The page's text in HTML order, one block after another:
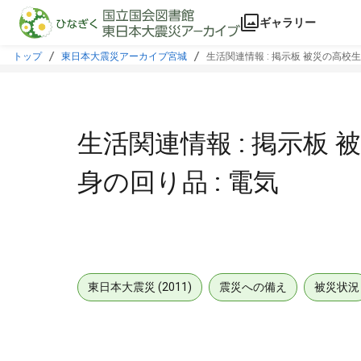
本文に飛ぶ
ギャラリー
トップ 東日本大震災アーカイブ宮城 生活関連情報 : 掲示板 被災の高校
生活関連情報 : 掲示板
身の回り品 : 電気
東日本大震災 (2011) 震災への備え 被災状況